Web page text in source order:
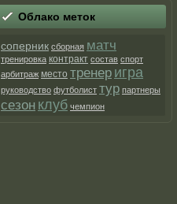
Облако меток
соперник сборная матч
тренировка контракт состав спорт
арбитраж место тренер игра
руководство футболист тур партнеры
сезон клуб чемпион